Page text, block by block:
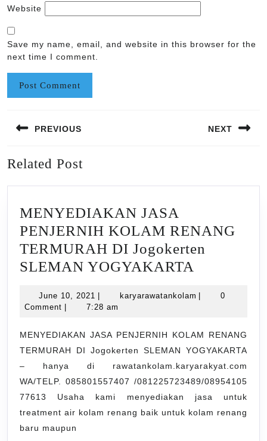
Website
Save my name, email, and website in this browser for the
next time I comment.
navigation
PREVIOUS
post:
NEXT
Related Post
MENYEDIAKAN JASA
PENJERNIH KOLAM RENANG
TERMURAH DI Jogokerten
SLEMAN YOGYAKARTA
RENANG
DI
Jogokerten
SLEMAN
June 10, 2021 June
10,
karyarawatankolam
0
Comment
7:28 am
MENYEDIAKAN JASA PENJERNIH KOLAM RENANG
TERMURAH DI Jogokerten SLEMAN YOGYAKARTA
– hanya di rawatankolam.karyarakyat.com
WA/TELP. 085801557407 /081225723489/08954105
77613 Usaha kami menyediakan jasa untuk
treatment air kolam renang baik untuk kolam renang
baru maupun